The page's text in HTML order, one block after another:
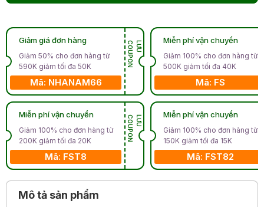
Giảm giá đơn hàng
Giảm 50% cho đơn hàng từ
590K giảm tối đa 50K
Mã: NHANAM66
L
Ư
U
C
O
U
P
O
N
Miễn phí vận chuyển
Giảm 100% cho đơn hàng từ
200K giảm tối đa 20K
Mã: FST8
L
Ư
U
C
O
U
P
O
N
Miễn phí vận chuyển
Giảm 100% cho đơn hàng từ
500K giảm tối đa 40K
Mã: FS
Miễn phí vận chuyển
Giảm 100% cho đơn hàng từ
150K giảm tối đa 15K
Mã: FST82
Mô tả sản phẩm